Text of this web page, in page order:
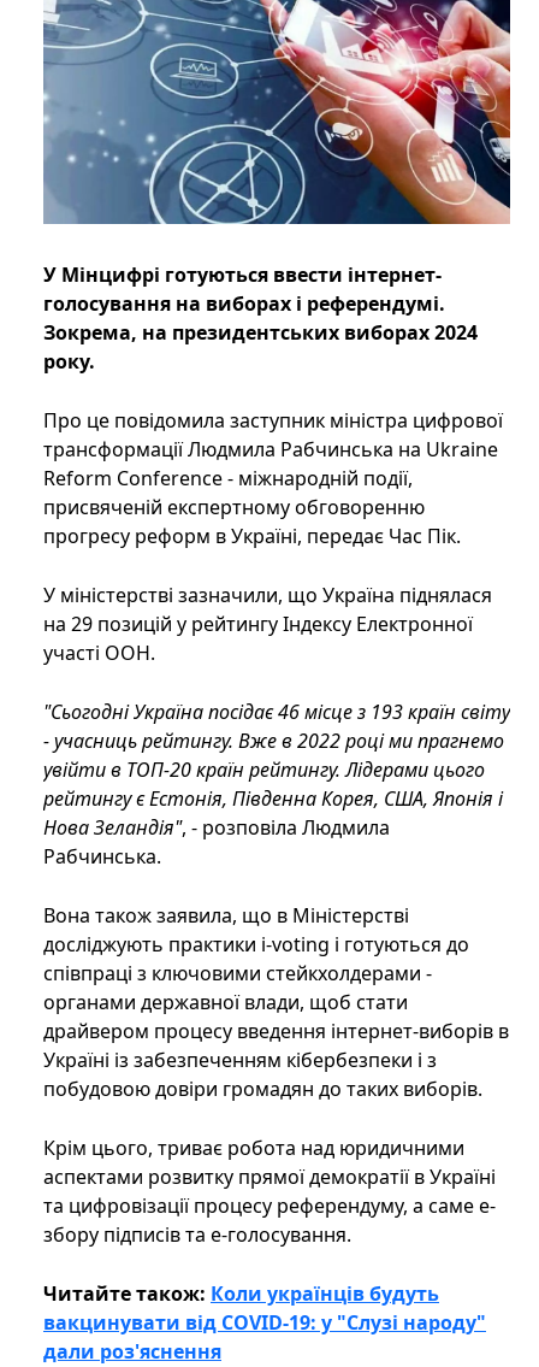
У Мінцифрі готуються ввести інтернет-
голосування на виборах і референдумі.
Зокрема, на президентських виборах 2024
року.
Про це повідомила заступник міністра цифрової
трансформації Людмила Рабчинська на Ukraine
Reform Conference - міжнародній події,
присвяченій експертному обговоренню
прогресу реформ в Україні, передає Час Пік.
У міністерстві зазначили, що Україна піднялася
на 29 позицій у рейтингу Індексу Електронної
участі ООН.
"Сьогодні Україна посідає 46 місце з 193 країн світу
- учасниць рейтингу. Вже в 2022 році ми прагнемо
увійти в ТОП-20 країн рейтингу. Лідерами цього
рейтингу є Естонія, Південна Корея, США, Японія і
Нова Зеландія", - розповіла Людмила
Рабчинська.
Вона також заявила, що в Міністерстві
досліджують практики i-voting і готуються до
співпраці з ключовими стейкхолдерами -
органами державної влади, щоб стати
драйвером процесу введення інтернет-виборів в
Україні із забезпеченням кібербезпеки і з
побудовою довіри громадян до таких виборів.
Крім цього, триває робота над юридичними
аспектами розвитку прямої демократії в Україні
та цифровізації процесу референдуму, а саме е-
збору підписів та е-голосування.
Читайте також: Коли українців будуть
вакцинувати від COVID-19: у "Слузі народу"
дали роз'яснення